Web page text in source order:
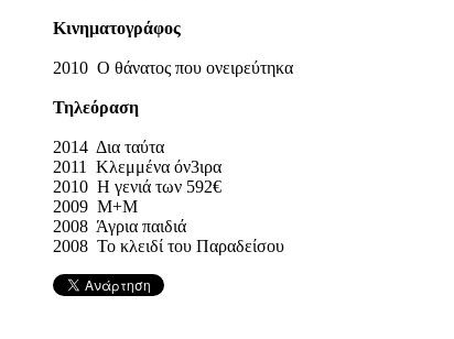
Κινηματογράφος
2010 Ο θάνατος που ονειρεύτηκα
Τηλεόραση
2014 Δια ταύτα
2011 Κλεμμένα όν3ιρα
2010 Η γενιά των 592€
2009 Μ+Μ
2008 Άγρια παιδιά
2008 Το κλειδί του Παραδείσου